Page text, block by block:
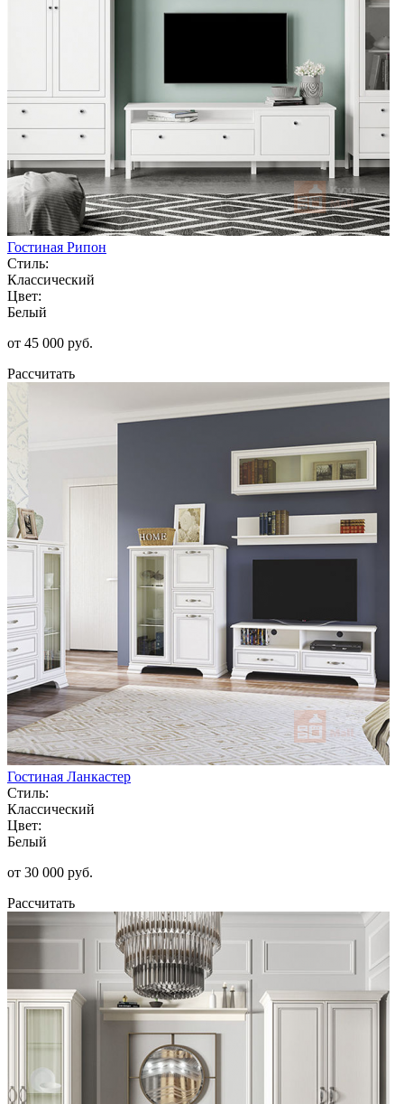
Гостиная Рипон
Стиль:
Классический
Цвет:
Белый
от 45 000 руб.
Рассчитать
Гостиная Ланкастер
Стиль:
Классический
Цвет:
Белый
от 30 000 руб.
Рассчитать